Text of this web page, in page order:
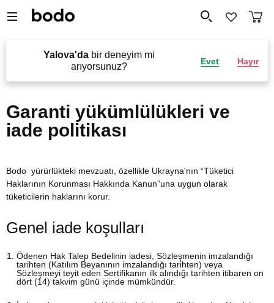
Yalova'dabir deneyim mi
arıyorsunuz?
Evet Hayır
Garanti yükümlülükleri ve
iade politikası
Bodo yürürlükteki mevzuatı, özellikle Ukrayna'nın “Tüketici
Haklarının Korunması Hakkında Kanun”una uygun olarak
tüketicilerin haklarını korur.
Genel iade koşulları
Ödenen Hak Talep Bedelinin iadesi, Sözleşmenin imzalandığı
tarihten (Katılım Beyanının imzalandığı tarihten) veya
Sözleşmeyi teyit eden Sertifikanın ilk alındığı tarihten itibaren on
dört (14) takvim günü içinde mümkündür.